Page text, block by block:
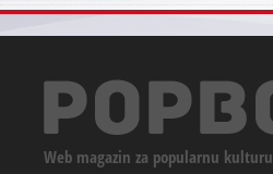
Web magazin za popularnu kulturu